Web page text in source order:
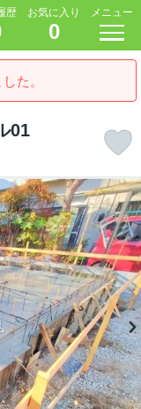
歴 お気に入り
0
メニュー
た。
01